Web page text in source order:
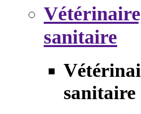
sanitaire
sanitaire